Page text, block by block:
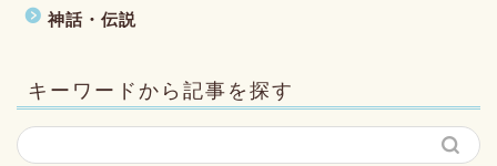
神話・伝説
キーワードから記事を探す